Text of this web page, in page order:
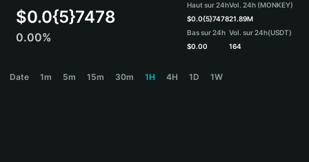
Español
Português (Brasil)
$0.0{5}7478
0.00%
Haut sur 24h
$0.0{5}7478
Bas sur 24h
$0.00
Vol. 24h (MONKEY)
21.89M
Vol. sur 24h(USDT)
164
Date 1m 5m 15m 30m 1H 4H 1D 1W